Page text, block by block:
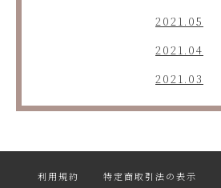
2021.05
2021.04
2021.03
利用規約 特定商取引法の表示